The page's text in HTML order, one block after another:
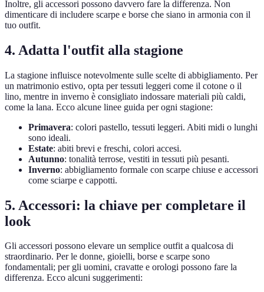
Inoltre, gli accessori possono davvero fare la differenza. Non
dimenticare di includere scarpe e borse che siano in armonia con il
tuo outfit.
4. Adatta l'outfit alla stagione
La stagione influisce notevolmente sulle scelte di abbigliamento. Per
un matrimonio estivo, opta per tessuti leggeri come il cotone o il
lino, mentre in inverno è consigliato indossare materiali più caldi,
come la lana. Ecco alcune linee guida per ogni stagione:
Primavera: colori pastello, tessuti leggeri. Abiti midi o lunghi
sono ideali.
Estate: abiti brevi e freschi, colori accesi.
Autunno: tonalità terrose, vestiti in tessuti più pesanti.
Inverno: abbigliamento formale con scarpe chiuse e accessori
come sciarpe e cappotti.
5. Accessori: la chiave per completare il
look
Gli accessori possono elevare un semplice outfit a qualcosa di
straordinario. Per le donne, gioielli, borse e scarpe sono
fondamentali; per gli uomini, cravatte e orologi possono fare la
differenza. Ecco alcuni suggerimenti: